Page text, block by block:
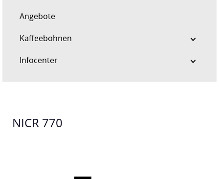
Angebote
Kaffeebohnen
Infocenter
NICR 770